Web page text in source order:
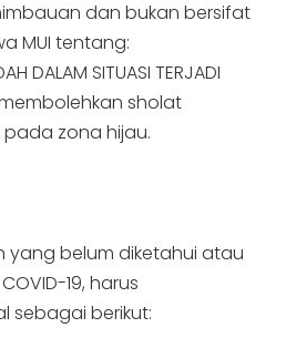
dan bukan bersifat
MUI tentang:
DALAM SITUASI TERJADI
membolehkan sholat
zona hijau.
yang belum diketahui atau
19, harus
sebagai berikut: